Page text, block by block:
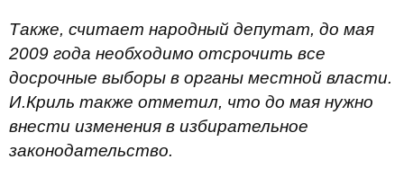
Также, считает народный депутат, до мая
2009 года необходимо отсрочить все
досрочные выборы в органы местной власти.
И.Криль также отметил, что до мая нужно
внести изменения в избирательное
законодательство.